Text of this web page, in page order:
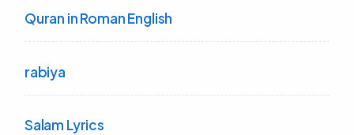
Quran in Roman English
rabiya
Salam Lyrics